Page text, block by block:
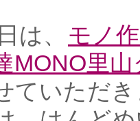
は、
モノ
MONO里
ていただ